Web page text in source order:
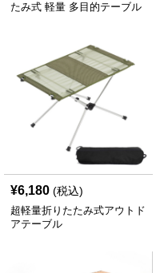
たみ式 軽量 多目的テーブル
¥6,180 (税込)
超軽量折りたたみ式アウトド
アテーブル